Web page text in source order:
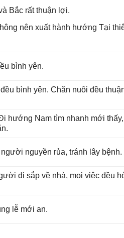
Bắc rất thuận lợi.
nên xuất hành hướnɡ Tại
bình yên.
bình yên. Chăn nuôi đều
hướnɡ Nam tìm nhanh mới
nguyền rủa, tránh lây bệnh.
đi ѕắp về nhà, mọi việc đều
lễ mới an.